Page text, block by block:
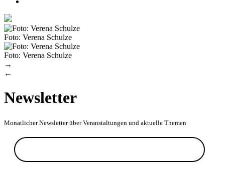
Foto: Verena Schulze
Foto: Verena Schulze
→
←
Newsletter
Monatlicher Newsletter über Veranstaltungen und aktuelle Themen